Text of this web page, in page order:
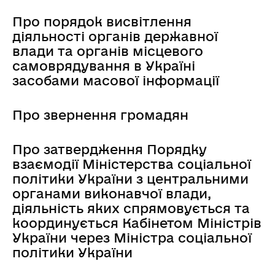
Про порядок висвітлення
діяльності органів державної
влади та органів місцевого
самоврядування в Україні
засобами масової інформації
Про звернення громадян
Про затвердження Порядку
взаємодії Міністерства соціальної
політики України з центральними
органами виконавчої влади,
діяльність яких спрямовується та
координується Кабінетом Міністрів
України через Міністра соціальної
політики України